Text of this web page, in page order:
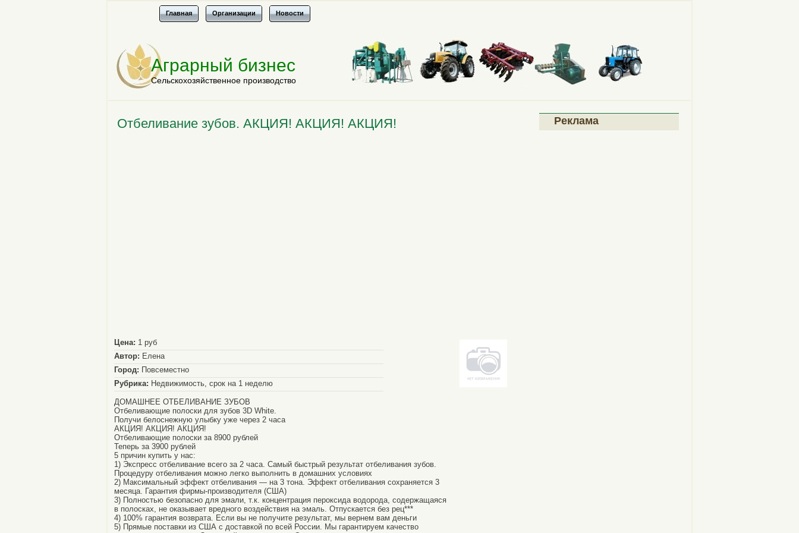
Главная Организации Новости
Аграрный бизнес
Сельскохозяйственное производство
Отбеливание зубов. АКЦИЯ! АКЦИЯ! АКЦИЯ!
Цена: 1 руб
Автор: Елена
Город: Повсеместно
Рубрика: Недвижимость, срок на 1 неделю
ДОМАШНЕЕ ОТБЕЛИВАНИЕ ЗУБОВ
Отбеливающие полоски для зубов 3D White.
Получи белоснежную улыбку уже через 2 часа
АКЦИЯ! АКЦИЯ! АКЦИЯ!
Отбеливающие полоски за 8900 рублей
Теперь за 3900 рублей
5 причин купить у нас:
1) Экспресс отбеливание всего за 2 часа. Самый быстрый результат отбеливания зубов.
Процедуру отбеливания можно легко выполнить в домашних условиях
2) Максимальный эффект отбеливания — на 3 тона. Эффект отбеливания сохраняется 3
месяца. Гарантия фирмы-производителя (США)
3) Полностью безопасно для эмали, т.к. концентрация пероксида водорода, содержащаяся
в полосках, не оказывает вредного воздействия на эмаль. Отпускается без рец***
4) 100% гарантия возврата. Если вы не получите результат, мы вернем вам деньги
5) Прямые поставки из США с доставкой по всей России. Мы гарантируем качество
Реклама